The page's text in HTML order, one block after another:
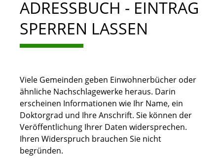
ADRESSBUCH - EINTRAG
SPERREN LASSEN
Viele Gemeinden geben Einwohnerbücher oder
ähnliche Nachschlagewerke heraus. Darin
erscheinen Informationen wie Ihr Name, ein
Doktorgrad und Ihre Anschrift. Sie können der
Veröffentlichung Ihrer Daten widersprechen.
Ihren Widerspruch brauchen Sie nicht
begründen.